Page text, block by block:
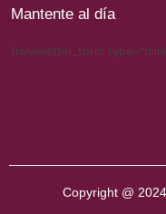
Mantente al día
[newsletter_form
Copyright @